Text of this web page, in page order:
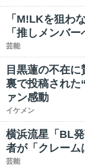
「M!LKを狙わ
「推しメンバ
芸能
目黒蓮の不在
裏で投稿された
ァン感動
イケメン
横浜流星「BL
者が「クレーム
芸能